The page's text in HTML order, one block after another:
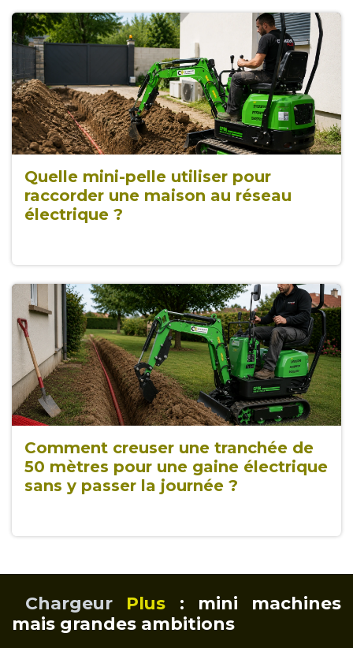
Quelle mini-pelle utiliser pour
raccorder une maison au réseau
électrique ?
Comment creuser une tranchée de
50 mètres pour une gaine électrique
sans y passer la journée ?
Chargeur Plus : mini machines
mais grandes ambitions